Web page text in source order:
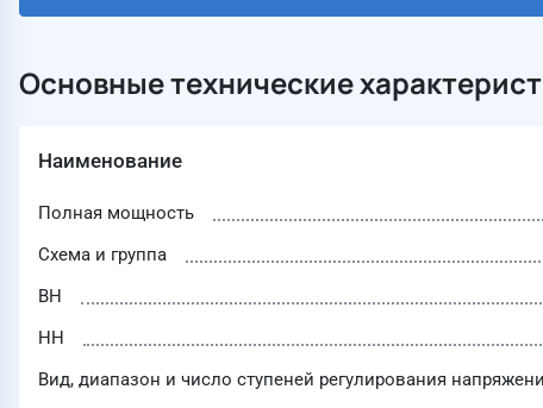
Основные технические
Наименование
Полная мощность
Схема и группа
ВН
НН
Вид, диапазон и число ступеней регулирования